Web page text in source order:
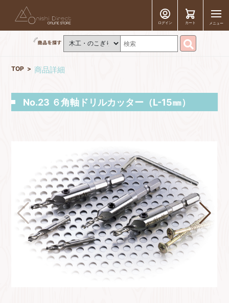
ログイン カート メニュー
TOP 商品詳細
No.23 ６角軸ドリルカッター（L-15㎜）